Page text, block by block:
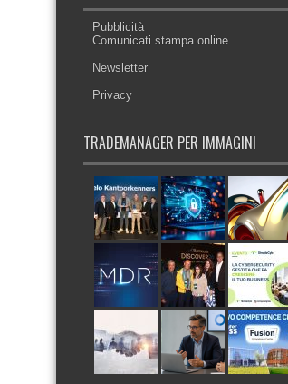
Pubblicità
Comunicati stampa online
Newsletter
Privacy
TRADEMANAGER PER IMMAGINI